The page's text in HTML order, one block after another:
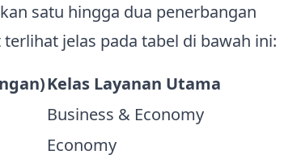
satu hingga dua penerbangan
jelas pada tabel di bawah ini:
Kelas Layanan Utama
Business & Economy
Economy